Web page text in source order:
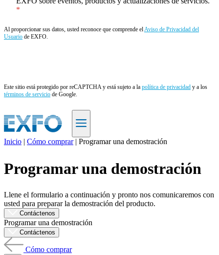
Al proporcionar sus datos, usted reconoce que comprende elAviso de Privacidad del
Usuario de EXFO.
Este sitio está protegido por reCAPTCHA y está sujeto a la política de privacidad y a los
términos de servicio de Google.
Productos
Asistencia
Servicios
Cómo
comprar
Recursos
Contacto
Inicio | Cómo comprar | Programar una demostración
Programar una demostración
Llene el formulario a continuación y pronto nos comunicaremos con
usted para preparar la demostración del producto.
Contáctenos
Programar una demostración
Contáctenos
Cómo comprar